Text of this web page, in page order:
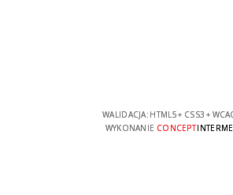
WALIDACJA: HTML5+ CSS3 +
WYKONANIE CONCEPT